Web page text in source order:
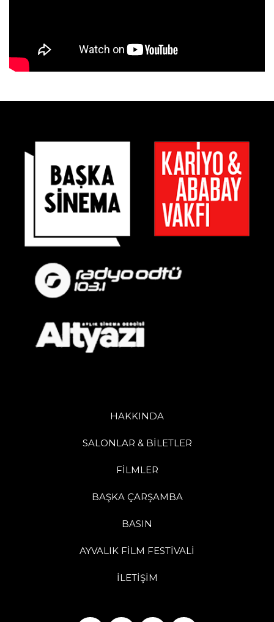
HAKKINDA
SALONLAR & BİLETLER
FİLMLER
BAŞKA ÇARŞAMBA
BASIN
AYVALIK FİLM FESTİVALİ
İLETİŞİM